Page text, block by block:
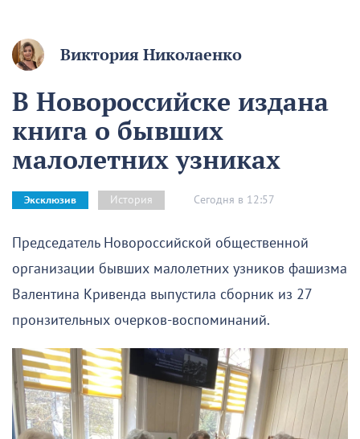
Виктория Николаенко
В Новороссийске издана
книга о бывших
малолетних узниках
Эксклюзив История Сегодня в 12:57
Председатель Новороссийской общественной
организации бывших малолетних узников фашизма
Валентина Кривенда выпустила сборник из 27
пронзительных очерков-воспоминаний.